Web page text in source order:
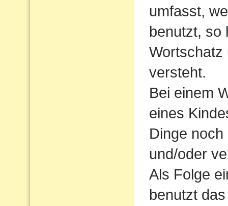
umfasst,
benutzt, so
Wortschatz
versteht.
Bei einem
eines
Dinge
und/oder
Als Folge
benutzt